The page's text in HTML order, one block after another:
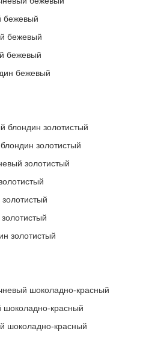
бежевый
бежевый
бежевый
бежевый
блондин золотистый
золотистый
золотистый
золотистый
шоколадно-красный
красный
шоколадно-красный